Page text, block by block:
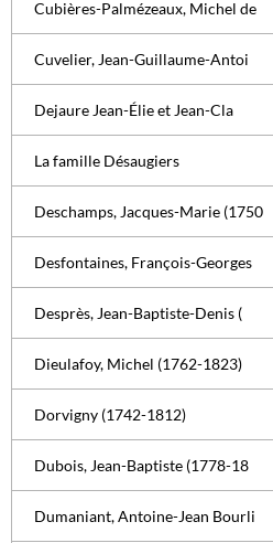
Cubières-Palmézeaux, Michel de
Cuvelier, Jean-Guillaume-Antoi
Dejaure Jean-Élie et Jean-Cla
La famille Désaugiers
Deschamps, Jacques-Marie (1750
Desfontaines, François-Georges
Desprès, Jean-Baptiste-Denis (
Dieulafoy, Michel (1762-1823)
Dorvigny (1742-1812)
Dubois, Jean-Baptiste (1778-18
Dumaniant, Antoine-Jean Bourli